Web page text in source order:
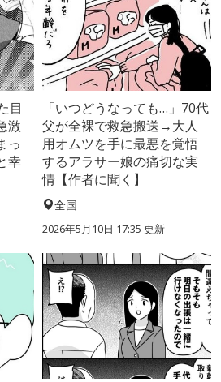
目
激
っ
幸
「いつどうなっても…」70代
父が全裸で救急搬送→大人
用オムツを手に最悪を覚悟
するアラサー娘の痛切な実
情【作者に聞く】
全国
2026年5月10日 17:35 更新